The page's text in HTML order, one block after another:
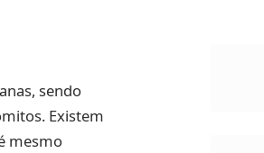
sendo
Existem
mesmo